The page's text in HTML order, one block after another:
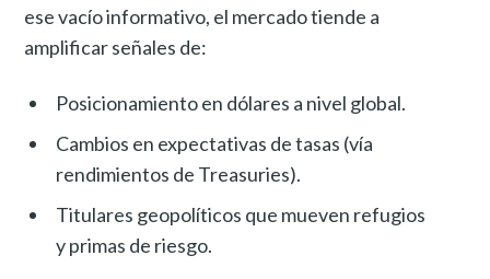
ese vacío informativo, el mercado tiende a
amplificar señales de:
Posicionamiento en dólares a nivel global.
Cambios en expectativas de tasas (vía
rendimientos de Treasuries).
Titulares geopolíticos que mueven refugios
y primas de riesgo.